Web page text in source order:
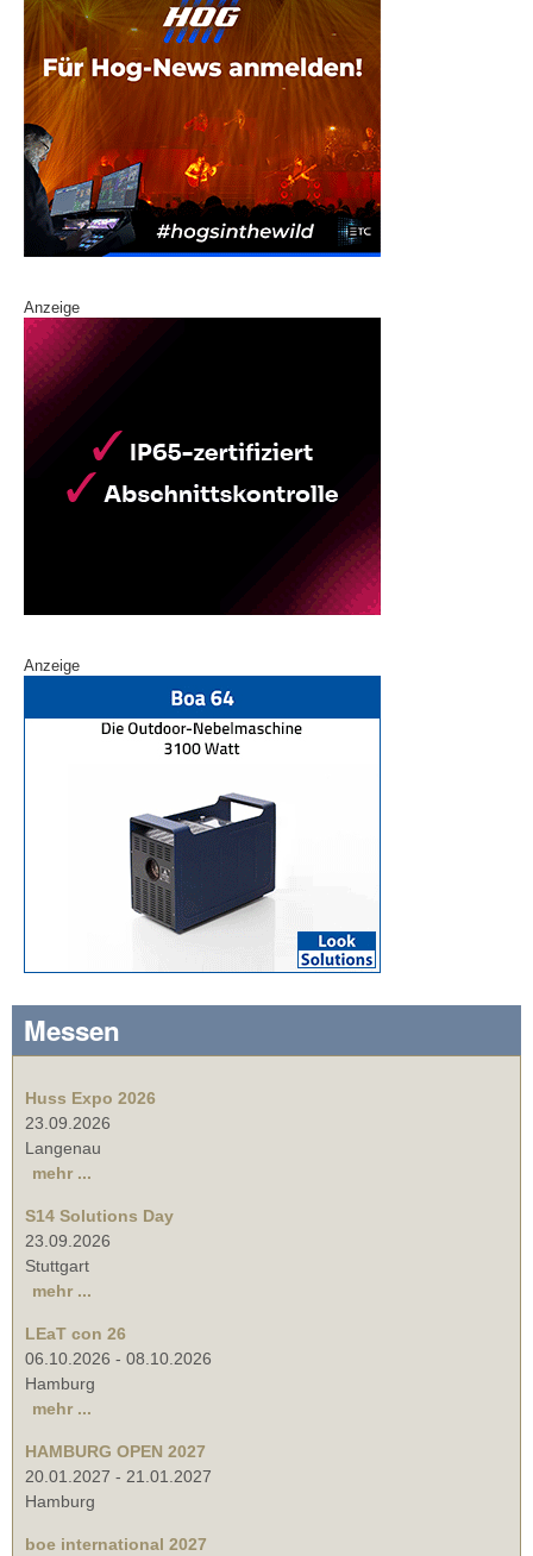
Anzeige
Anzeige
Messen
Huss Expo 2026
23.09.2026
Langenau
mehr ...
S14 Solutions Day
23.09.2026
Stuttgart
mehr ...
LEaT con 26
06.10.2026 - 08.10.2026
Hamburg
mehr ...
HAMBURG OPEN 2027
20.01.2027 - 21.01.2027
Hamburg
boe international 2027